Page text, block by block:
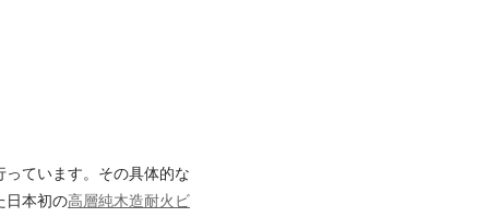
ています。その具体的な
日本初の高層純木造耐火ビ